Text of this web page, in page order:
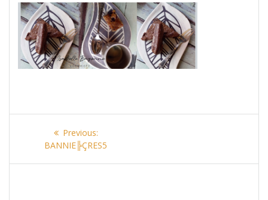
Navigation
Previous:Previous
post:
BANNIE╠ÇRES5